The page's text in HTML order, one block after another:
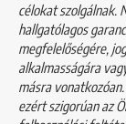
célokat szolgálnak.
hallgatólagos
megfelelőségére,
alkalmasságára
másra
ezért szigorúan az